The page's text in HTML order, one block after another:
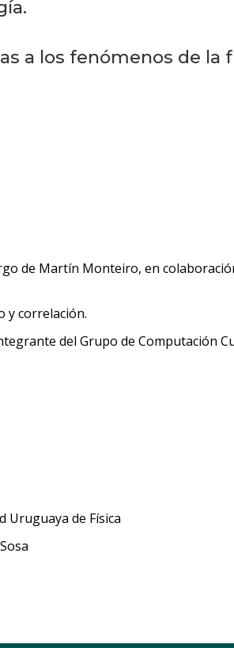
a los fenómenos de la
de Martín Monteiro, en
y correlación.
del Grupo de Computación
Uruguaya de Física